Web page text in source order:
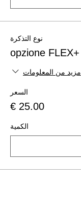
نوع التذكرة
+opzione FLEX
مزيد من المعلومات
السعر
الكمية